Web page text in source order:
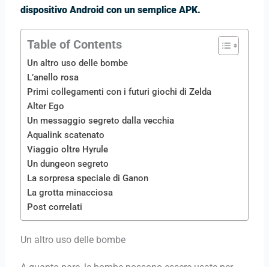
dispositivo Android con un semplice APK.
Table of Contents
Un altro uso delle bombe
L’anello rosa
Primi collegamenti con i futuri giochi di Zelda
Alter Ego
Un messaggio segreto dalla vecchia
Aqualink scatenato
Viaggio oltre Hyrule
Un dungeon segreto
La sorpresa speciale di Ganon
La grotta minacciosa
Post correlati
Un altro uso delle bombe